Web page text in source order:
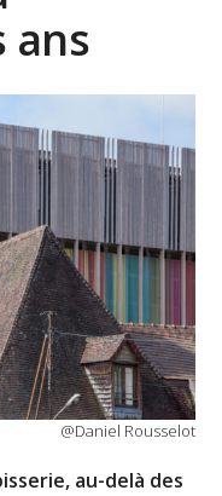
ans
@Daniel Rousselot
au-delà des